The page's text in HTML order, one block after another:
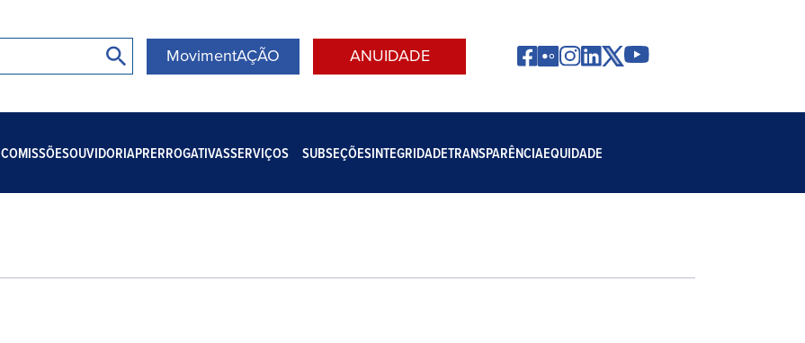
MovimentAÇÃO ANUIDADE
COMISSÕESOUVIDORIAPRERROGATIVASSERVIÇOS SUBSEÇÕESINTEGRIDADETRANSPARÊNCIAEQUIDADE